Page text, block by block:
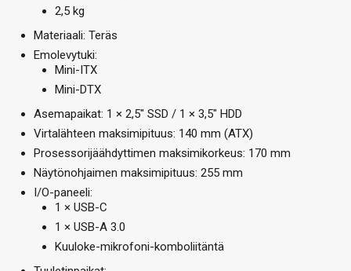
2,5 kg
Materiaali: Teräs
Emolevytuki:
Mini-ITX
Mini-DTX
Asemapaikat: 1 × 2,5″ SSD / 1 × 3,5″ HDD
Virtalähteen maksimipituus: 140 mm (ATX)
Prosessorijäähdyttimen maksimikorkeus: 170 mm
Näytönohjaimen maksimipituus: 255 mm
I/O-paneeli:
1 × USB-C
1 × USB-A 3.0
Kuuloke-mikrofoni-komboliitäntä